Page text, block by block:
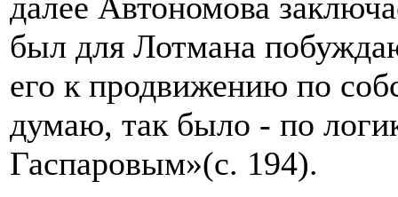
далее Автономова
был для Лотмана
его к продвижению по
думаю, так было - по
Гаспаровым»(с. 194).